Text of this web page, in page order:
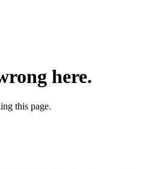
here.
this page.